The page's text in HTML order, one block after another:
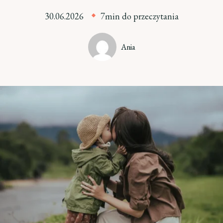
30.06.2026 7min do przeczytania
Ania